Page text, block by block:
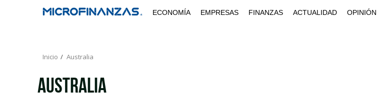
ECONOMÍA EMPRESAS FINANZAS ACTUALIDAD OPINIÓN
Inicio Australia
Australia